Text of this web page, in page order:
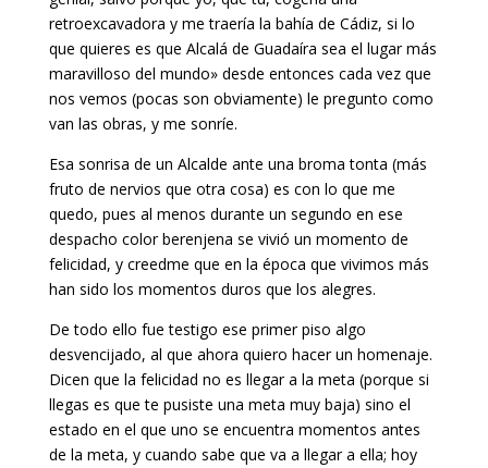
retroexcavadora y me traería la bahía de Cádiz, si lo
que quieres es que Alcalá de Guadaíra sea el lugar más
maravilloso del mundo» desde entonces cada vez que
nos vemos (pocas son obviamente) le pregunto como
van las obras, y me sonríe.
Esa sonrisa de un Alcalde ante una broma tonta (más
fruto de nervios que otra cosa) es con lo que me
quedo, pues al menos durante un segundo en ese
despacho color berenjena se vivió un momento de
felicidad, y creedme que en la época que vivimos más
han sido los momentos duros que los alegres.
De todo ello fue testigo ese primer piso algo
desvencijado, al que ahora quiero hacer un homenaje.
Dicen que la felicidad no es llegar a la meta (porque si
llegas es que te pusiste una meta muy baja) sino el
estado en el que uno se encuentra momentos antes
de la meta, y cuando sabe que va a llegar a ella; hoy